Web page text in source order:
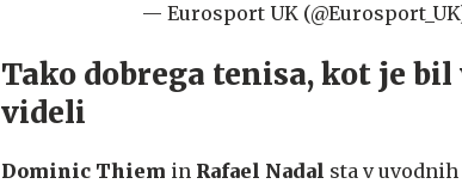
— Eurosport UK
Tako dobrega tenisa, kot je
videli
Dominic Thiem in Rafael Nadal sta v